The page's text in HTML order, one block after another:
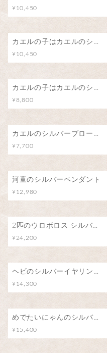
¥10,450
カエルの子はカエルのシルバーペンダント
¥10,450
カエルの子はカエルのシルバーブローチ（ピンバッジ）
¥8,800
カエルのシルバーブローチ（ピンバッジ）
¥7,700
河童のシルバーペンダント
¥12,980
2匹のウロボロス シルバーリング/∞
¥24,200
ヘビのシルバーイヤリング（両耳）
¥14,300
めでたいにゃんのシルバーブローチ（ピンバッジ）
¥15,400